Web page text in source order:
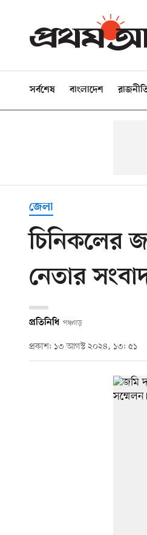
সর্বশেষ বাংলাদেশ
জেলা
চিনিকলের
নেতার
প্রতিনিধি পঞ্চগড়
প্রকাশ: ১৩ আগস্ট ২০২৪, ১৩: ৫১